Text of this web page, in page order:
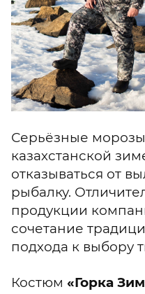
Серьёзные
казахстанской
отказываться от
рыбалку.
продукции
сочетание
подхода к выбору
Костюм «Горка